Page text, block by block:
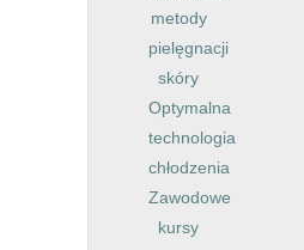
metody
pielęgnacji
skóry
Optymalna
technologia
chłodzenia
Zawodowe
kursy